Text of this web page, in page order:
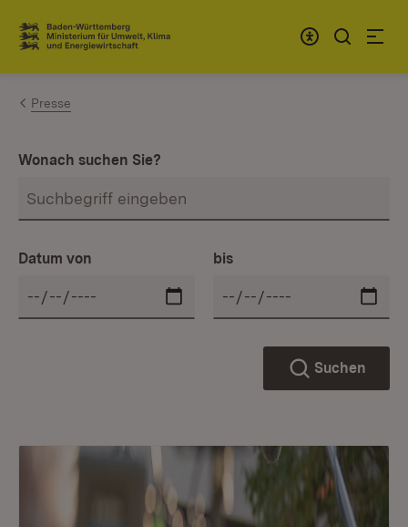
Zum Inhalt springen
Link zur Startseite
Presse
Wonach suchen Sie?
Datum von bis
Suchen